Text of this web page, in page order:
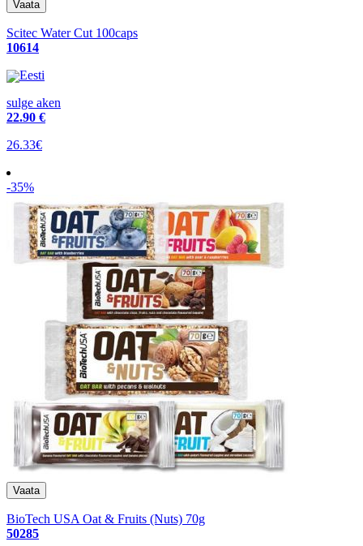
Scitec Water Cut 100caps
10614
Eesti
sulge aken
22.90 €
26.33€
-35%
BioTech USA Oat & Fruits (Nuts) 70g
50285